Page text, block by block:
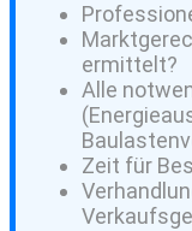
ermittelt?
Alle
Zeit für